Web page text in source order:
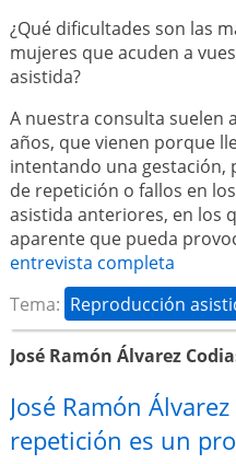
¿Qué dificultades son las
mujeres que acuden a
asistida?
A nuestra consulta suelen
años, que vienen porque
intentando una
de repetición o fallos en
asistida anteriores, en los
aparente que pueda
entrevista completa
Tema: Reproducción
José Ramón Álvarez
José Ramón
repetición es un